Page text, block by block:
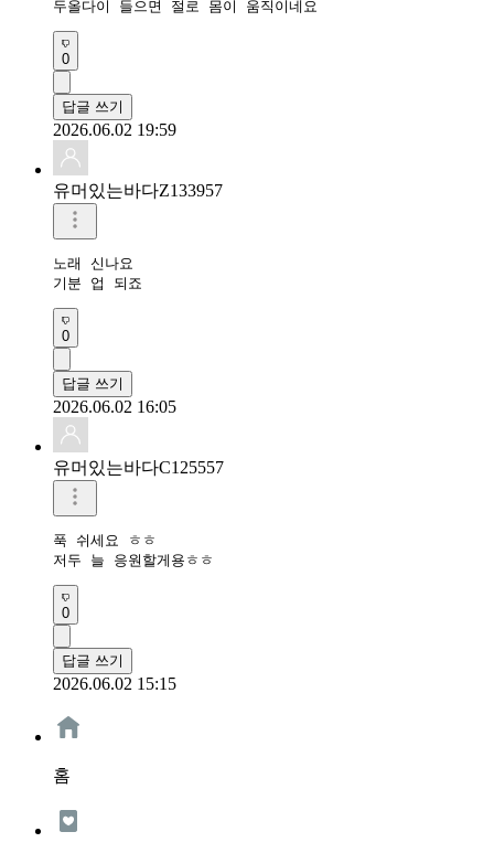
두올다이 들으면 절로 몸이 움직이네요
0
답글 쓰기
2026.06.02 19:59
유머있는바다Z133957
노래 신나요
기분 업 되죠
0
답글 쓰기
2026.06.02 16:05
유머있는바다C125557
푹 쉬세요 ㅎㅎ
저두 늘 응원할게용ㅎㅎ
0
답글 쓰기
2026.06.02 15:15
홈